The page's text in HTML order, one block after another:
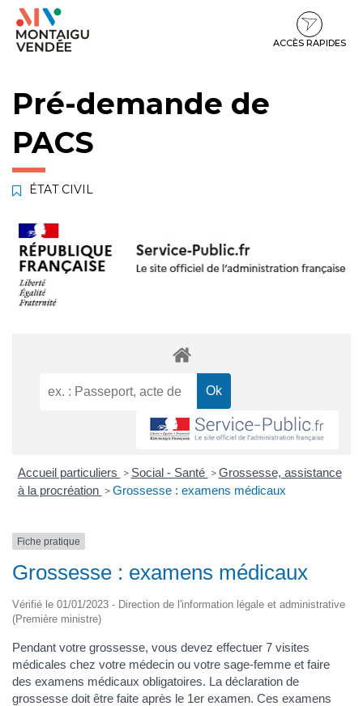
Gestion des traceurs
Aller
Aller
contenu
Aller
pied
ACCÈS RAPIDES
Pré-demande de
PACS
ÉTAT CIVIL
Accueil particuliers > Social - Santé > Grossesse, assistance
à la procréation > Grossesse : examens médicaux
Fiche pratique
Grossesse : examens médicaux
Vérifié le 01/01/2023 - Direction de l'information légale et administrative
(Première ministre)
Pendant votre grossesse, vous devez effectuer 7 visites
médicales chez votre médecin ou votre sage-femme et faire
des examens médicaux obligatoires. La déclaration de
grossesse doit être faite après le 1er examen. Ces examens